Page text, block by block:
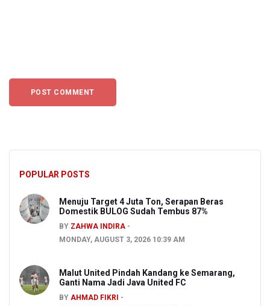
POPULAR POSTS
Menuju Target 4 Juta Ton, Serapan Beras
Domestik BULOG Sudah Tembus 87%
BY ZAHWA INDIRA
MONDAY, AUGUST 3, 2026 10:39 AM
Malut United Pindah Kandang ke Semarang,
Ganti Nama Jadi Java United FC
BY AHMAD FIKRI